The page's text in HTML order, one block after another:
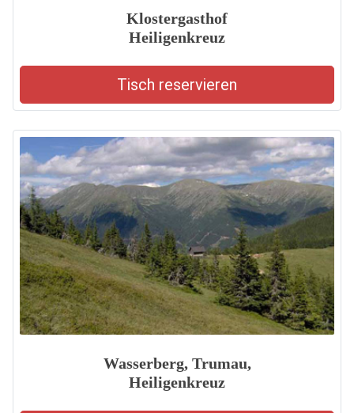
Klostergasthof
Heiligenkreuz
Tisch reservieren
Wasserberg, Trumau,
Heiligenkreuz